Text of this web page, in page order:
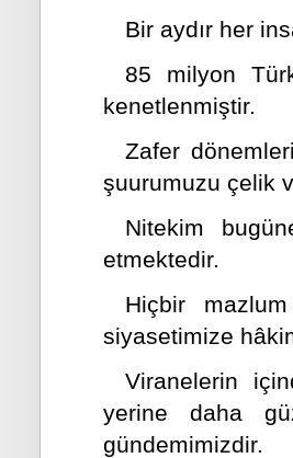
Bir aydır her
85 milyon
kenetlenmiştir.
Zafer
şuurumuzu çelik
Nitekim
etmektedir.
Hiçbir
siyasetimize
Viranelerin
yerine daha
gündemimizdir.